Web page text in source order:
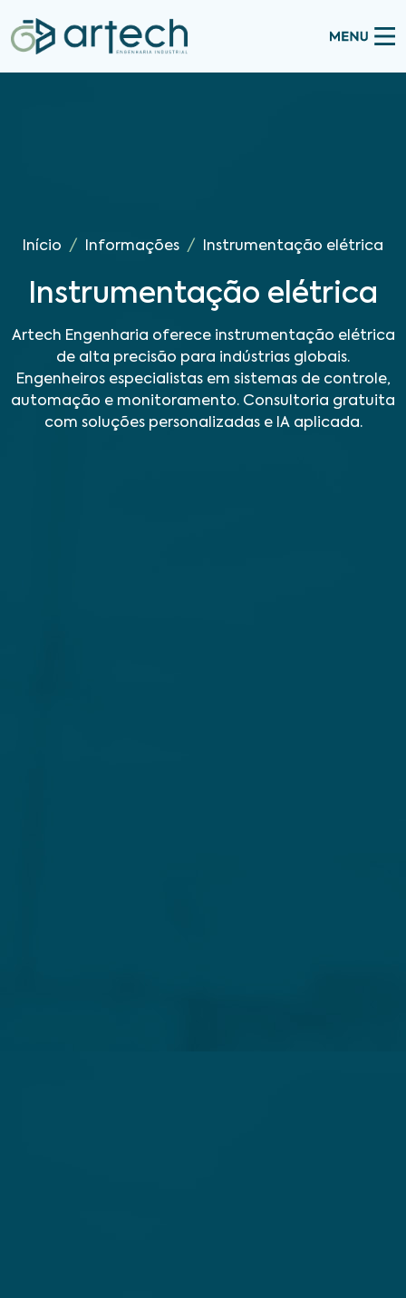
Início Informações Instrumentação elétrica
Instrumentação elétrica
Artech Engenharia oferece instrumentação elétrica
de alta precisão para indústrias globais.
Engenheiros especialistas em sistemas de controle,
automação e monitoramento. Consultoria gratuita
com soluções personalizadas e IA aplicada.